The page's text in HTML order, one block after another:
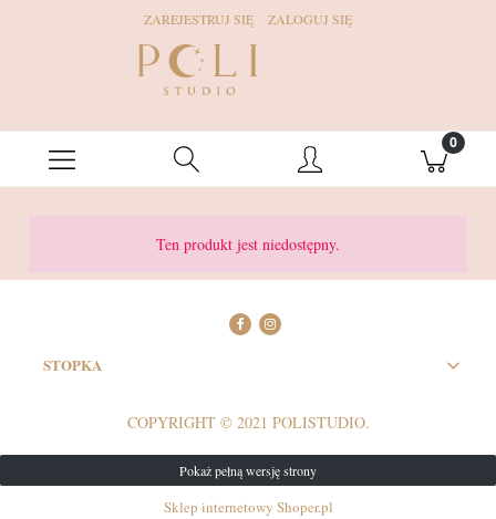
ZAREJESTRUJ SIĘ ZALOGUJ SIĘ
Ten produkt jest niedostępny.
STOPKA
COPYRIGHT © 2021 POLISTUDIO.
Pokaż pełną wersję strony
Sklep internetowy Shoper.pl